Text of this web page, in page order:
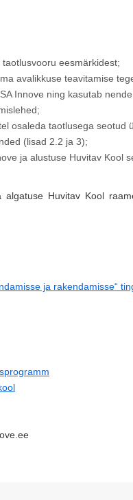
eesmärkidest;
avalikkuse teavitamise
Innove ning kasutab
osaleda taotlusega seotud
(lisad 2.2 ja 3);
ja alustuse Huvitav Kool
Huvitav Kool
ja rakendamisse“